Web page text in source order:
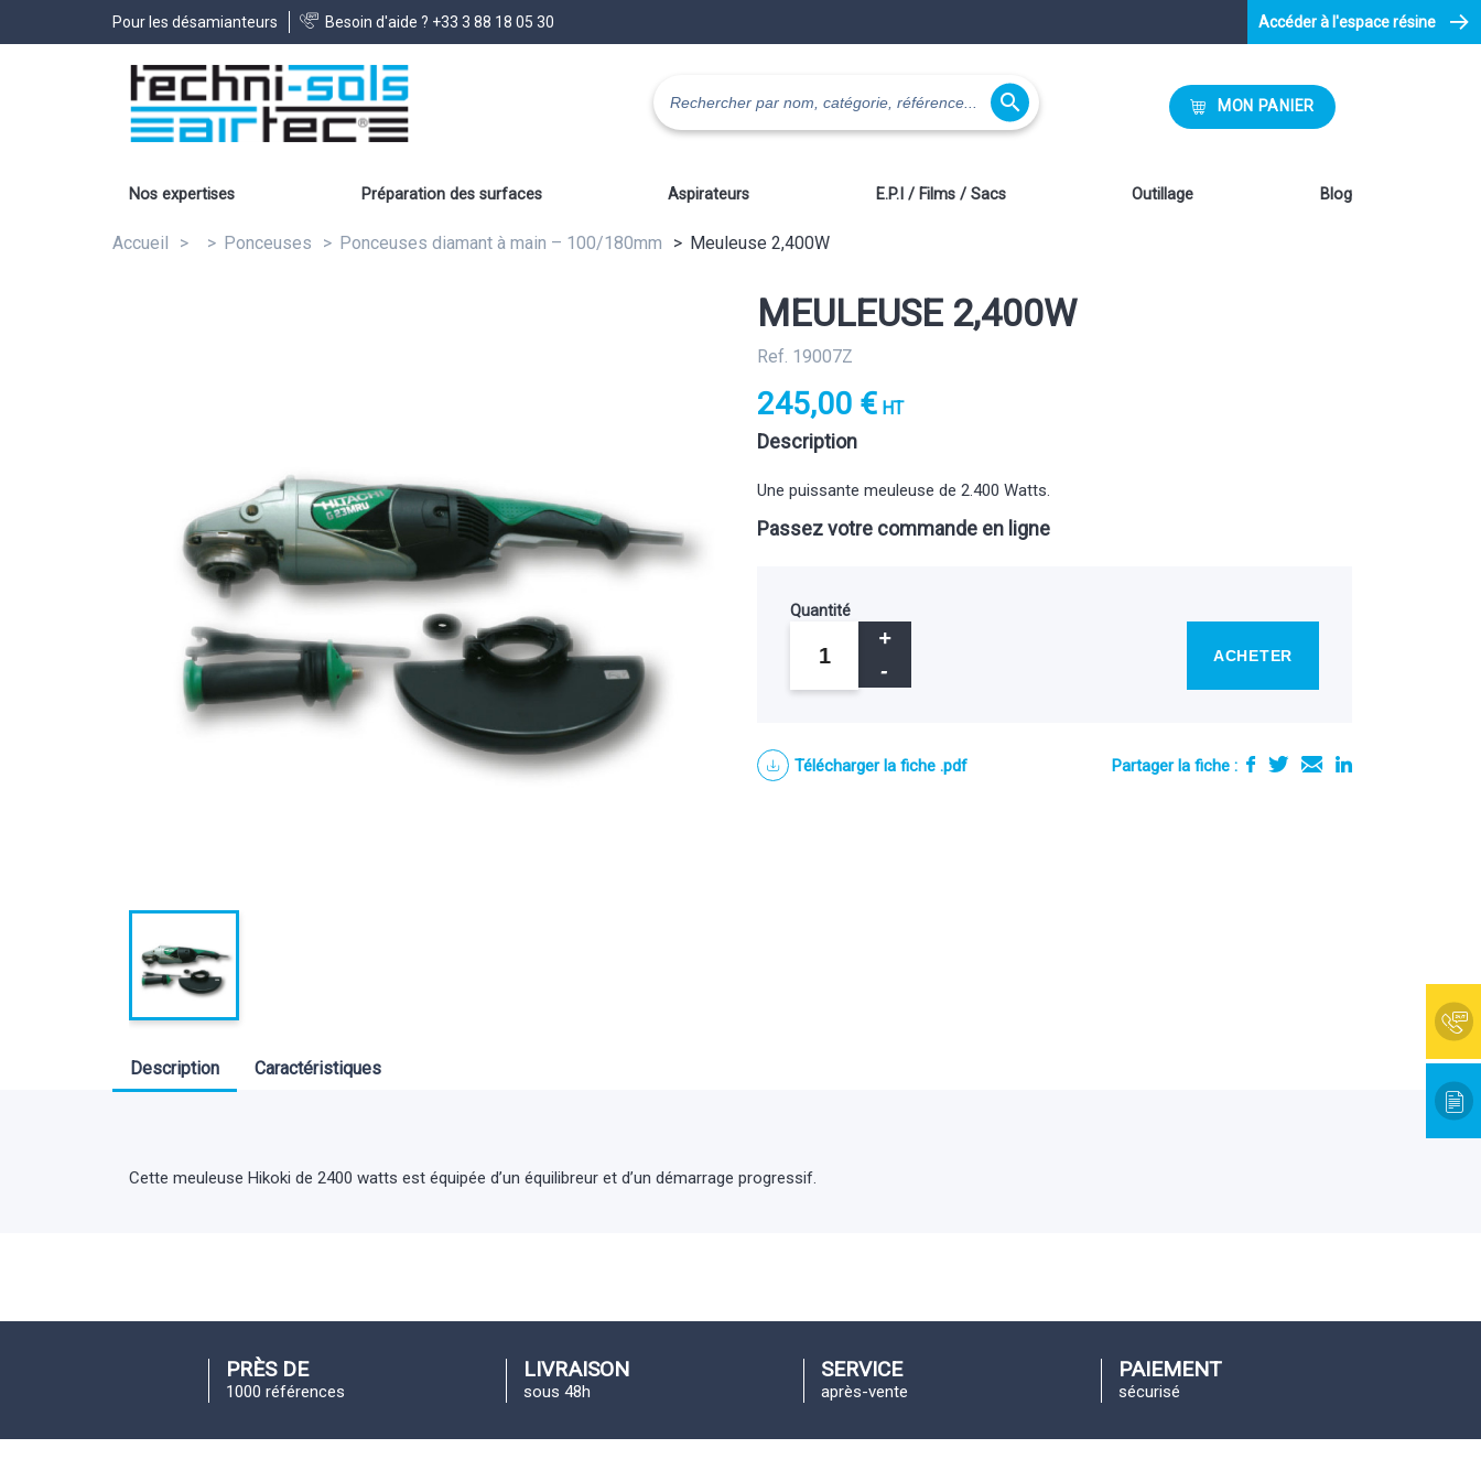
Pour les désamianteurs Besoin d'aide ? +33 3 88 18 05 30 Accéder à l'espace résine
 MON PANIER
Nos expertises Préparation des surfaces Aspirateurs E.P.I / Films / Sacs Outillage Blog
Accueil Ponceuses Ponceuses diamant à main – 100/180mm Meuleuse 2,400W
MEULEUSE 2,400W
Ref. 19007Z
245,00 € HT
Description
Une puissante meuleuse de 2.400 Watts.
Passez votre commande en ligne
Quantité
ACHETER
Télécharger la fiche .pdf Partager la fiche :
Description Caractéristiques
Cette meuleuse Hikoki de 2400 watts est équipée d’un équilibreur et d’un démarrage progressif.
PRÈS DE
1000 références
LIVRAISON
sous 48h
SERVICE
après-vente
PAIEMENT
sécurisé